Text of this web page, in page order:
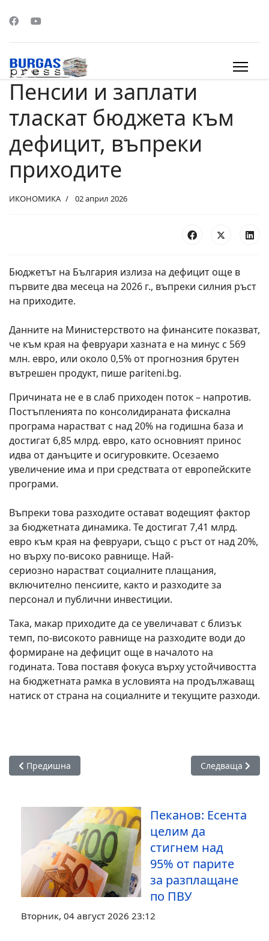
Пенсии и заплати
тласкат бюджета към
дефицит, въпреки
приходите
ИКОНОМИКА 02 април 2026
Бюджетът на България излиза на дефицит още в
първите два месеца на 2026 г., въпреки силния ръст
на приходите.
Данните на Министерството на финансите показват,
че към края на февруари хазната е на минус с 569
млн. евро, или около 0,5% от прогнозния брутен
вътрешен продукт, пише pariteni.bg.
Причината не е в слаб приходен поток – напротив.
Постъпленията по консолидираната фискална
програма нарастват с над 20% на годишна база и
достигат 6,85 млрд. евро, като основният принос
идва от данъците и осигуровките. Осезаемо
увеличение има и при средствата от европейските
програми.
Въпреки това разходите остават водещият фактор
за бюджетната динамика. Те достигат 7,41 млрд.
евро към края на февруари, също с ръст от над 20%,
но върху по-високо равнище. Най-
сериозно нарастват социалните плащания,
включително пенсиите, както и разходите за
персонал и публични инвестиции.
Така, макар приходите да се увеличават с близък
темп, по-високото равнище на разходите води до
формиране на дефицит още в началото на
годината. Това поставя фокуса върху устойчивостта
на бюджетната рамка в условията на продължаващ
натиск от страна на социалните и текущите разходи.
Предишна статия: До четворна надница могат да получат
Предишна Следваща
Следваща
Пеканов: Есента
целим да
стигнем над
95% от парите
за разплащане
по ПВУ
Вторник, 04 август 2026 23:12